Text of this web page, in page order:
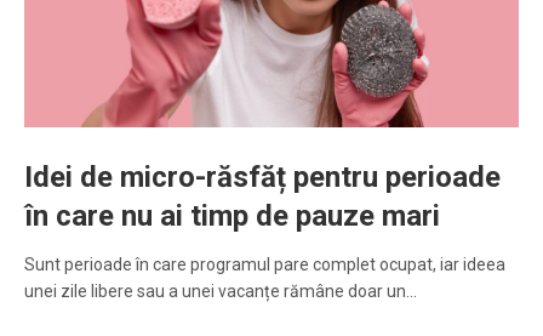
Idei de micro-răsfăț pentru perioade
în care nu ai timp de pauze mari
Sunt perioade în care programul pare complet ocupat, iar ideea
unei zile libere sau a unei vacanțe rămâne doar un…